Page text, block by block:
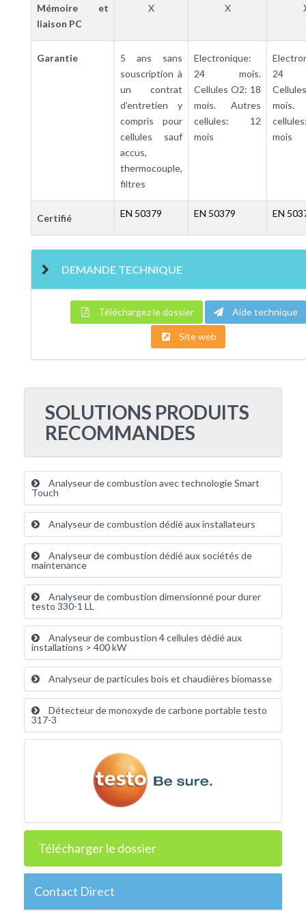
Mémoire et
liaison PC
X X
Garantie
5 ans sans
souscription à
un contrat
d’entretien y
compris pour
cellules sauf
accus,
thermocouple,
filtres
Electronique:
24 mois.
Cellules O2: 18
mois. Autres
cellules: 12
mois
24
mois.
mois
Certifié EN 50379 EN 50379 EN
DEMANDE TECHNIQUE
Téléchargez le dossier Aide technique
Site web
SOLUTIONS PRODUITS
RECOMMANDES
Analyseur de combustion avec technologie Smart
Touch
Analyseur de combustion dédié aux installateurs
Analyseur de combustion dédié aux sociétés de
maintenance
Analyseur de combustion dimensionné pour durer
testo 330-1 LL
Analyseur de combustion 4 cellules dédié aux
installations > 400 kW
Analyseur de particules bois et chaudières biomasse
Détecteur de monoxyde de carbone portable testo
317-3
Télécharger le dossier
Contact Direct